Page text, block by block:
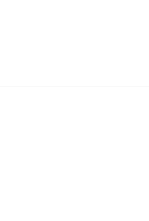
parle à la police d’un trafic de
laquelle il a été impliqué dans de la
en Angleterre.